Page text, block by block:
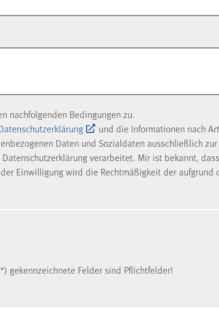
nachfolgenden Bedingungen zu.
und die Informationen nach
Daten und Sozialdaten ausschließlich
Datenschutzerklärung verarbeitet. Mir ist bekannt,
Einwilligung wird die Rechtmäßigkeit der
gekennzeichnete Felder sind Pflichtfelder!